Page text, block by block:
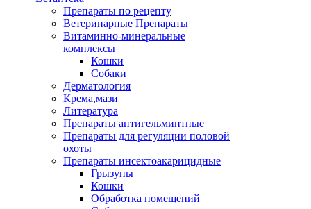
Препараты по рецепту
Ветеринарные Препараты
Витаминно-минеральные
комплексы
Кошки
Собаки
Дерматология
Крема,мази
Литература
Препараты антигельминтные
Препараты для регуляции половой
охоты
Препараты инсектоакарицидные
Грызуны
Кошки
Обработка помещений